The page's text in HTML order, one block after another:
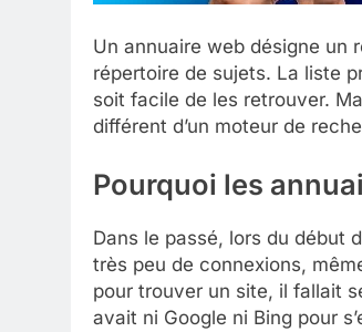
Un annuaire web désigne un
répertoire de sujets. La liste
soit facile de les retrouver.
différent d’un moteur de
Pourquoi les
Dans le passé, lors du début
très peu de connexions,
pour trouver un site, il fallait
avait ni Google ni Bing pour